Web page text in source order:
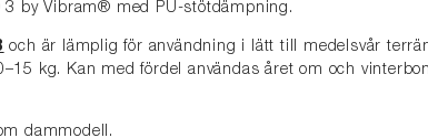
by Vibram® med PU-stötdämpning.
och är lämplig för användning i lätt till medelsvår
kg. Kan med fördel användas året om och
dammodell.